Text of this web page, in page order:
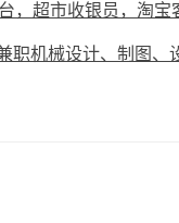
，超市收银员，淘宝
职机械设计、制图、